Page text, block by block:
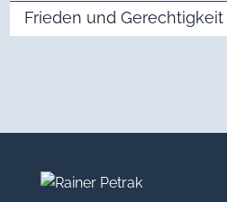
Frieden und Gerechtigkeit